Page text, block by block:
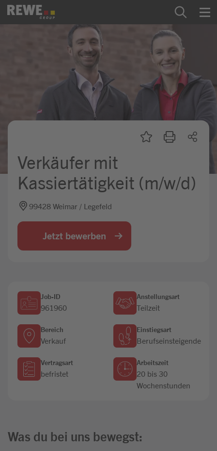
Zum Inhalt springen
Startseite
REWE Group als Arbeitgeber
Ausbildung & Studium
Praktikum & Werkstudium
Mein Kandidat:innenprofil
Verkäufer mit
Kassiertätigkeit (m/w/d)
99428 Weimar / Legefeld
Jetzt bewerben
Job-ID
961960
Anstellungsart
Teilzeit
Bereich
Verkauf
Einstiegsart
Berufseinsteigende
Vertragsart
befristet
Arbeitszeit
20 bis 30
Wochenstunden
Was du bei uns bewegst: